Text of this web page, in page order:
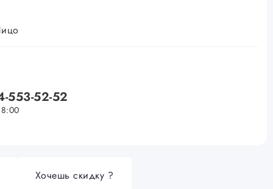
553-52-52
Хочешь скидку ?